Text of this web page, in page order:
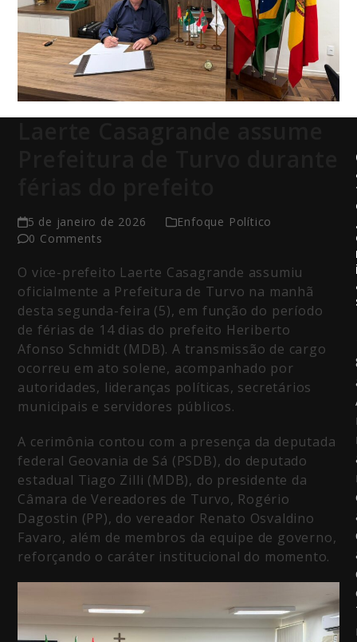
5 de janeiro de 2026
Enfoque Político
0 Comments
O vice-prefeito Laerte Casagrande assumiu
oficialmente a Prefeitura de Turvo na manhã
desta segunda-feira (5), em função do período
de férias de 14 dias do prefeito Heriberto
Afonso Schmidt (MDB). A transmissão de cargo
ocorreu em ato solene, acompanhado por
autoridades, lideranças políticas, secretários
municipais e servidores públicos.
A cerimônia contou com a presença da deputada
federal Geovania de Sá (PSDB), do deputado
estadual Tiago Zilli (MDB), do presidente da
Câmara de Vereadores de Turvo, Rogério
Dagostin (PP), do vereador Renato Osvaldino
Favaro, além de membros da equipe de governo,
reforçando o caráter institucional do momento.